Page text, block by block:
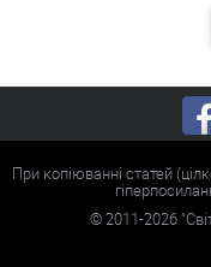
При копіюванні статей
©2011-2026